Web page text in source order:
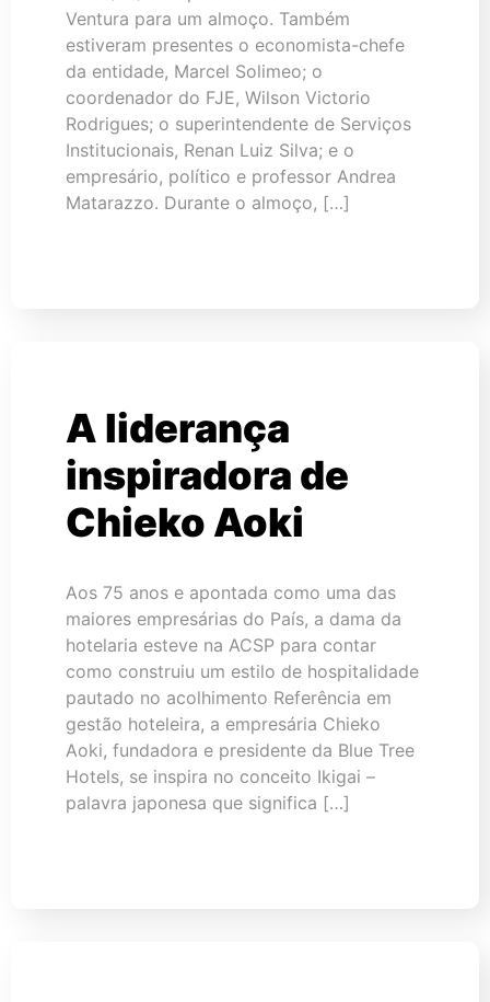
Ventura para um almoço. Também
estiveram presentes o economista-chefe
da entidade, Marcel Solimeo; o
coordenador do FJE, Wilson Victorio
Rodrigues; o superintendente de Serviços
Institucionais, Renan Luiz Silva; e o
empresário, político e professor Andrea
Matarazzo. Durante o almoço, […]
A liderança
inspiradora de
Chieko Aoki
Aos 75 anos e apontada como uma das
maiores empresárias do País, a dama da
hotelaria esteve na ACSP para contar
como construiu um estilo de hospitalidade
pautado no acolhimento Referência em
gestão hoteleira, a empresária Chieko
Aoki, fundadora e presidente da Blue Tree
Hotels, se inspira no conceito Ikigai –
palavra japonesa que significa […]